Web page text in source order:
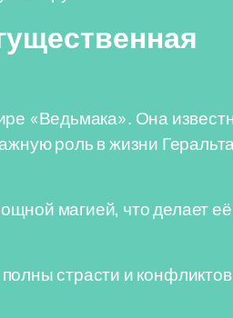
«Ведьмака». Она
роль в жизни
магией, что делает её
страсти и